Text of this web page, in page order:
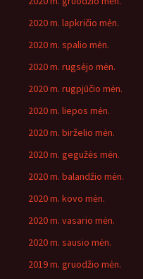
2020 m. lapkričio mėn.
2020 m. spalio mėn.
2020 m. rugsėjo mėn.
2020 m. rugpjūčio mėn.
2020 m. liepos mėn.
2020 m. birželio mėn.
2020 m. gegužės mėn.
2020 m. balandžio mėn.
2020 m. kovo mėn.
2020 m. vasario mėn.
2020 m. sausio mėn.
2019 m. gruodžio mėn.